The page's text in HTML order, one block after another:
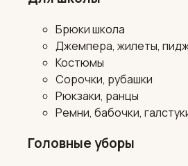
Брюки школа
Джемпера, жилеты,
Костюмы
Сорочки, рубашки
Рюкзаки, ранцы
Ремни, бабочки,
Головные уборы